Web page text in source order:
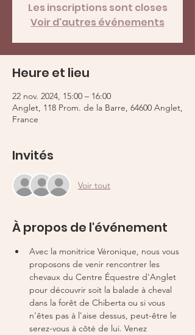
Les inscriptions sont closes
Voir d'autres événements
Heure et lieu
22 nov. 2024, 15:00 – 16:00
Anglet, 118 Prom. de la Barre, 64600 Anglet,
France
Invités
Voir tout
À propos de l'événement
Avec la monitrice Véronique, nous vous
proposons de venir rencontrer les
chevaux du Centre Équestre d'Anglet
pour découvrir soit la balade à cheval
dans la forêt de Chiberta ou si vous
n'êtes pas à l'aise dessus, peut-être le
serez-vous à côté de lui. Venez